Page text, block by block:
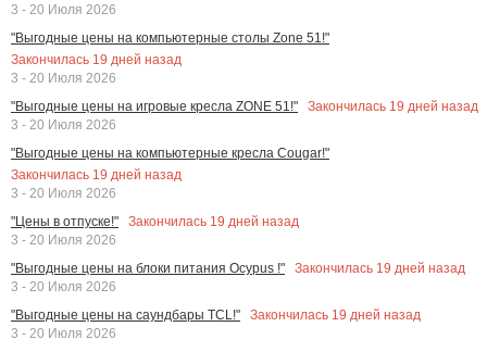
3 - 20 Июля 2026
"Выгодные цены на компьютерные столы Zone 51!"
Закончилась 19 дней назад
3 - 20 Июля 2026
"Выгодные цены на игровые кресла ZONE 51!"
Закончилась 19 дней назад
3 - 20 Июля 2026
"Выгодные цены на компьютерные кресла Cougar!"
Закончилась 19 дней назад
3 - 20 Июля 2026
"Цены в отпуске!"
Закончилась 19 дней назад
3 - 20 Июля 2026
"Выгодные цены на блоки питания Ocypus !"
Закончилась 19 дней назад
3 - 20 Июля 2026
"Выгодные цены на саундбары TCL!"
Закончилась 19 дней назад
3 - 20 Июля 2026